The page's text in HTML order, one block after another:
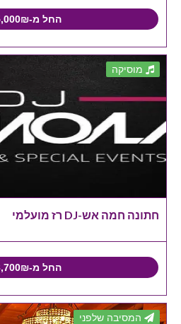
החל מ-5,000₪
מוסיקה
חתונה חמה אש-DJ רז מועלמי
החל מ-3,700₪
המסיבה שלפני